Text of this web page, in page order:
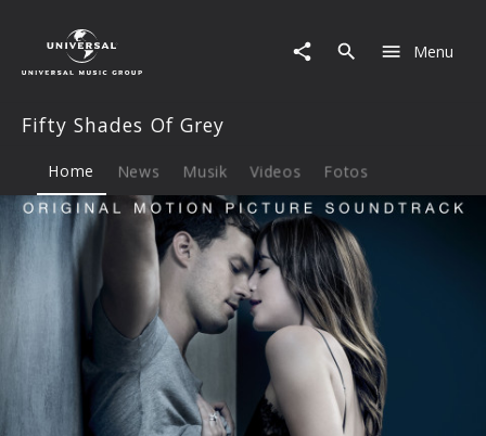
Grey
Musik
Menu
Fifty Shades Of Grey
Home News Musik Videos Fotos